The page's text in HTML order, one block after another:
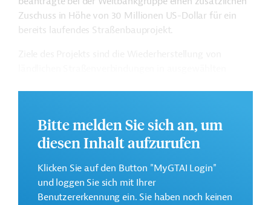
Zuschuss in Höhe von 30 Millionen US-Dollar für ein
bereits laufendes Straßenbauprojekt.
resilientes Straßenverkehrsmanagement.
Weitere Informationen zu dem Entwicklungsprojekt
finden Sie auf der
Webseite der Weltbankgruppe
und im Originaldokument, das zum Download
bereitsteht.
Bitte melden Sie sich an, um
diesen Inhalt aufzurufen
Klicken Sie auf den Button "MyGTAI Login"
und loggen Sie sich mit Ihrer
Benutzererkennung ein. Sie haben noch keinen